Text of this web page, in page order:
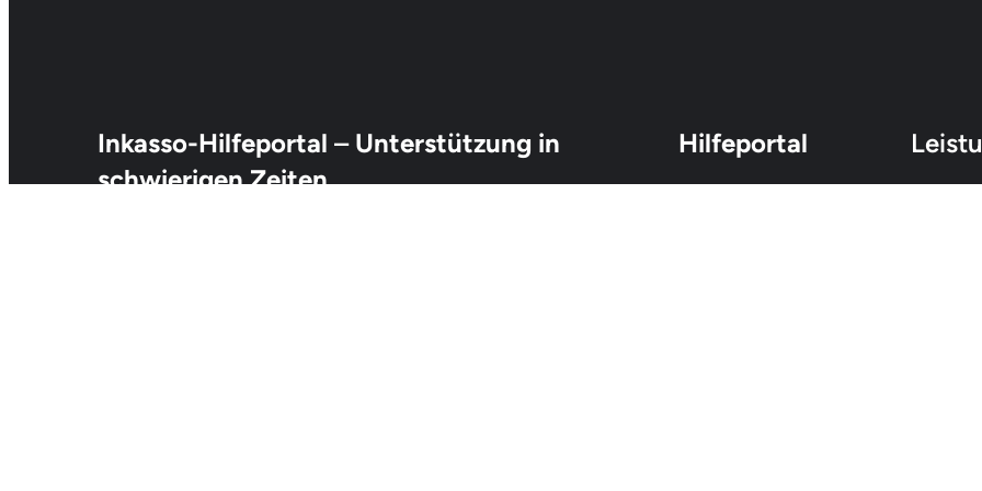
Inkasso-Hilfeportal –Unterstützung in
schwierigen Zeiten
Hilfeportal